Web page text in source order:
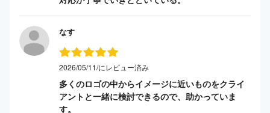
なす
2026/05/11/にレビュー済み
多くのロゴの中からイメージに近いものをクライ
アントと一緒に検討できるので、助かっていま
す。